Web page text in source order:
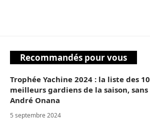
Recommandés pour vous
Trophée Yachine 2024 : la liste des 10
meilleurs gardiens de la saison, sans
André Onana
5 septembre 2024